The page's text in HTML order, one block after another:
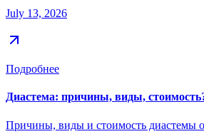
July 13, 2026
Подробнее
Диастема: причины, виды,
Причины, виды и стоимость диастемы